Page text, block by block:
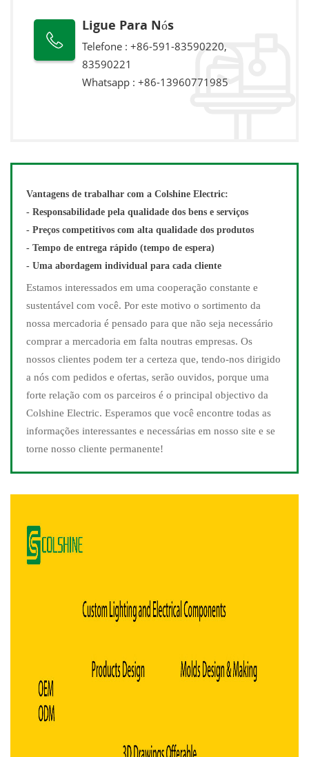
Ligue Para Nós
Telefone : +86-591-83590220,
83590221
Whatsapp : +86-13960771985
Vantagens de trabalhar com a Colshine Electric:
- Responsabilidade pela qualidade dos bens e serviços
- Preços competitivos com alta qualidade dos produtos
- Tempo de entrega rápido (tempo de espera)
- Uma abordagem individual para cada cliente
Estamos interessados ​​em uma cooperação constante e
sustentável com você. Por este motivo o sortimento da
nossa mercadoria é pensado para que não seja necessário
comprar a mercadoria em falta noutras empresas. Os
nossos clientes podem ter a certeza que, tendo-nos dirigido
a nós com pedidos e ofertas, serão ouvidos, porque uma
forte relação com os parceiros é o principal objectivo da
Colshine Electric. Esperamos que você encontre todas as
informações interessantes e necessárias em nosso site e se
torne nosso cliente permanente!